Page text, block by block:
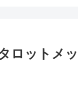
ロットメ